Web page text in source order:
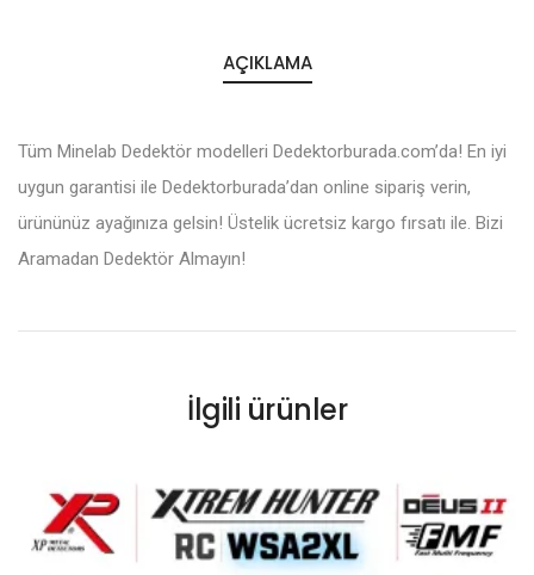
AÇIKLAMA
Tüm Minelab Dedektör modelleri Dedektorburada.com’da! En iyi
uygun garantisi ile Dedektorburada’dan online sipariş verin,
ürününüz ayağınıza gelsin! Üstelik ücretsiz kargo fırsatı ile. Bizi
Aramadan Dedektör Almayın!
İlgili ürünler